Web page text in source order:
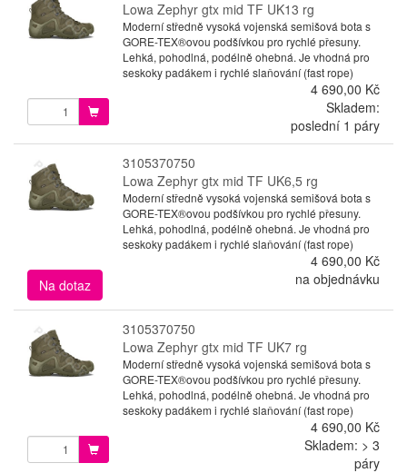
Lowa Zephyr gtx mid TF UK13 rg
Moderní středně vysoká vojenská semišová bota s
GORE-TEX®ovou podšívkou pro rychlé přesuny.
Lehká, pohodlná, podélně ohebná. Je vhodná pro
seskoky padákem i rychlé slaňování (fast rope)
4 690,00 Kč
Skladem:
poslední 1 páry
3105370750
Lowa Zephyr gtx mid TF UK6,5 rg
Moderní středně vysoká vojenská semišová bota s
GORE-TEX®ovou podšívkou pro rychlé přesuny.
Lehká, pohodlná, podélně ohebná. Je vhodná pro
seskoky padákem i rychlé slaňování (fast rope)
4 690,00 Kč
Na dotaz
na objednávku
3105370750
Lowa Zephyr gtx mid TF UK7 rg
Moderní středně vysoká vojenská semišová bota s
GORE-TEX®ovou podšívkou pro rychlé přesuny.
Lehká, pohodlná, podélně ohebná. Je vhodná pro
seskoky padákem i rychlé slaňování (fast rope)
4 690,00 Kč
Skladem: > 3
páry